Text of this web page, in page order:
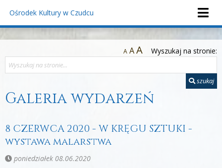
Ośrodek Kultury w Czudcu
A AA Wyszukaj na stronie:
szukaj
Galeria wydarzeń
8 CZERWCA 2020 - W KRĘGU SZTUKI -
wystawa malarstwa
poniedziałek 08.06.2020